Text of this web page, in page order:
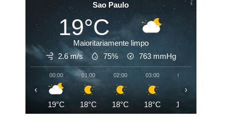
Sao Paulo
19°C
Maioritariamente limpo
2.6 m/s
75% 763 mmHg
00:00
19°C
01:00
18°C
02:00
18°C
03:00
18°C
04:00
18°C
‹ ›